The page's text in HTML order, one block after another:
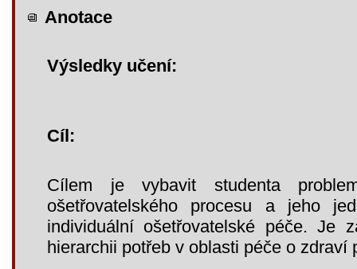
Anotace
Výsledky učení:
Cíl:
Cílem je vybavit studenta
ošetřovatelského procesu a jeho
individuální ošetřovatelské péče. Je
hierarchii potřeb v oblasti péče o zdraví